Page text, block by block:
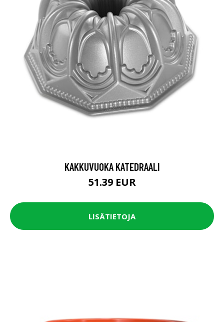
KAKKUVUOKA KATEDRAALI
51.39 EUR
LISÄTIETOJA